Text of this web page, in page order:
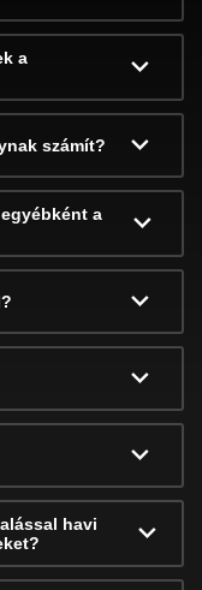
a
számít?
a
havi